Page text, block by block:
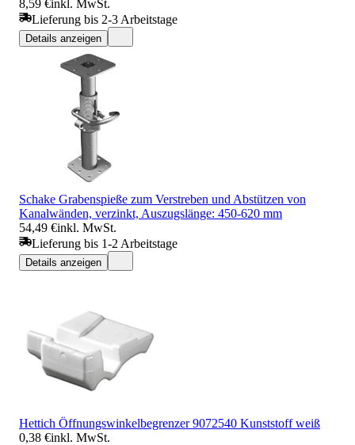
8,59 €inkl. MwSt.
Lieferung bis 2-3 Arbeitstage
Details anzeigen
Schake Grabenspieße zum Verstreben und Abstützen von
Kanalwänden, verzinkt, Auszugslänge: 450-620 mm
54,49 €inkl. MwSt.
Lieferung bis 1-2 Arbeitstage
Details anzeigen
Hettich Öffnungswinkelbegrenzer 9072540 Kunststoff weiß
0,38 €inkl. MwSt.